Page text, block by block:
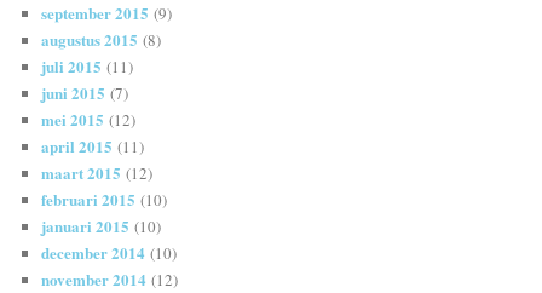
september 2015 (9)
augustus 2015 (8)
juli 2015 (11)
juni 2015 (7)
mei 2015 (12)
april 2015 (11)
maart 2015 (12)
februari 2015 (10)
januari 2015 (10)
december 2014 (10)
november 2014 (12)